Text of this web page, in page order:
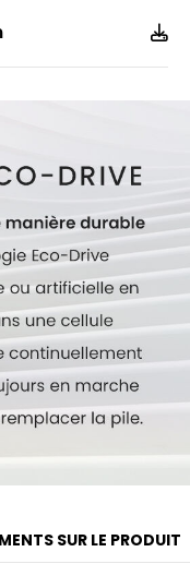
du calibre : E111.
SUR LE PRODUIT